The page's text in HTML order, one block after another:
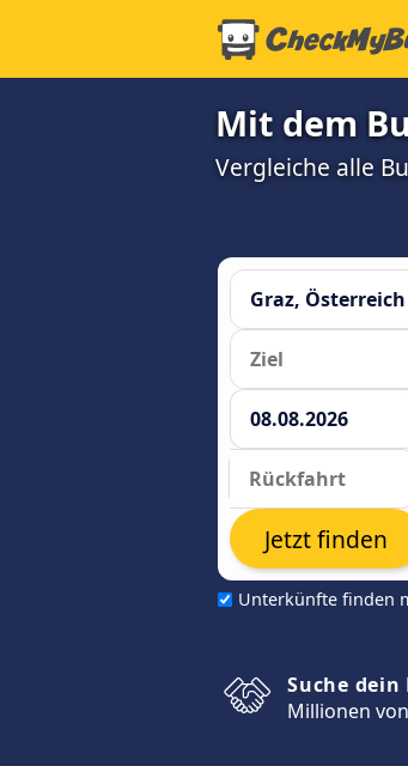
Mit dem
Vergleiche alle
Unterkünfte finden
Jetzt finden
Suche dein
Millionen